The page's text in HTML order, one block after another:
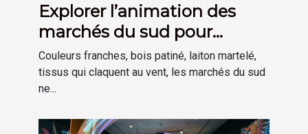
Explorer l’animation des
marchés du sud pour
inspirer sa déco
Couleurs franches, bois patiné, laiton martelé,
tissus qui claquent au vent, les marchés du sud
ne...